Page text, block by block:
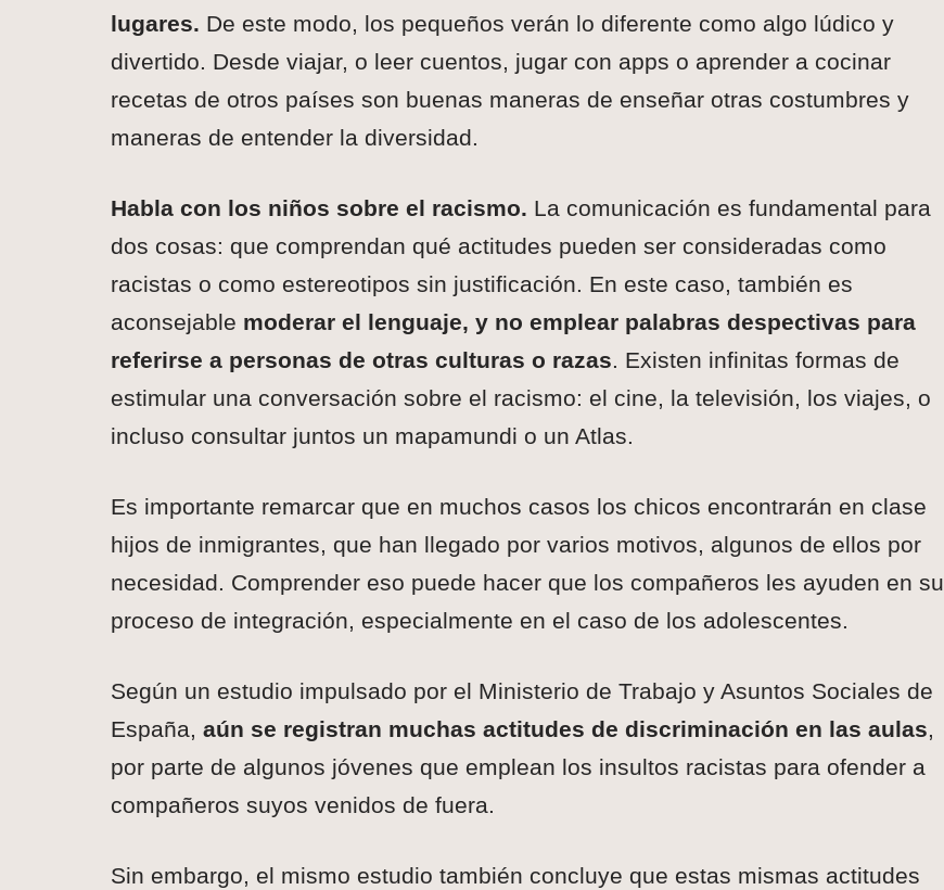
lugares. De este modo, los pequeños verán lo diferente como algo lúdico y
divertido. Desde viajar, o leer cuentos, jugar con apps o aprender a cocinar
recetas de otros países son buenas maneras de enseñar otras costumbres y
maneras de entender la diversidad.
Habla con los niños sobre el racismo. La comunicación es fundamental para
dos cosas: que comprendan qué actitudes pueden ser consideradas como
racistas o como estereotipos sin justificación. En este caso, también es
aconsejable moderar el lenguaje, y no emplear palabras despectivas para
referirse a personas de otras culturas o razas. Existen infinitas formas de
estimular una conversación sobre el racismo: el cine, la televisión, los viajes, o
incluso consultar juntos un mapamundi o un Atlas.
Es importante remarcar que en muchos casos los chicos encontrarán en clase
hijos de inmigrantes, que han llegado por varios motivos, algunos de ellos por
necesidad. Comprender eso puede hacer que los compañeros les ayuden en su
proceso de integración, especialmente en el caso de los adolescentes.
Según un estudio impulsado por el Ministerio de Trabajo y Asuntos Sociales de
España, aún se registran muchas actitudes de discriminación en las aulas,
por parte de algunos jóvenes que emplean los insultos racistas para ofender a
compañeros suyos venidos de fuera.
Sin embargo, el mismo estudio también concluye que estas mismas actitudes